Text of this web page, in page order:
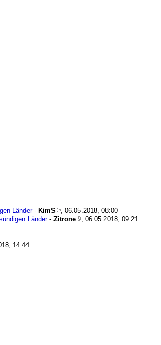
Länder- KimS
, 06.05.2018, 08:00
Länder- Zitrone
, 06.05.2018, 09:21
14:44